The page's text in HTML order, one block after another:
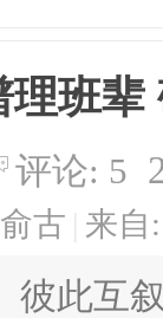
理班辈
评论: 5
古 来自
彼此互